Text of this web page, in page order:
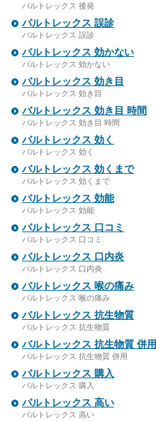
バルトレックス 後発
バルトレックス 誤診
バルトレックス 誤診
バルトレックス 効かない
バルトレックス 効かない
バルトレックス 効き目
バルトレックス 効き目
バルトレックス 効き目 時間
バルトレックス 効き目 時間
バルトレックス 効く
バルトレックス 効く
バルトレックス 効くまで
バルトレックス 効くまで
バルトレックス 効能
バルトレックス 効能
バルトレックス 口コミ
バルトレックス 口コミ
バルトレックス 口内炎
バルトレックス 口内炎
バルトレックス 喉の痛み
バルトレックス 喉の痛み
バルトレックス 抗生物質
バルトレックス 抗生物質
バルトレックス 抗生物質 併用
バルトレックス 抗生物質 併用
バルトレックス 購入
バルトレックス 購入
バルトレックス 高い
バルトレックス 高い